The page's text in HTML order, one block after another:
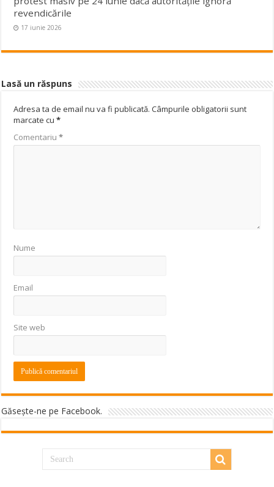
revendicările
17 iunie 2026
Lasă un răspuns
Adresa ta de email nu va fi publicată. Câmpurile obligatorii sunt
marcate cu*
Comentariu*
Nume
Email
Site web
Găseşte-ne pe Facebook.